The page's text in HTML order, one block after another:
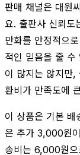
판매 채널은 대원
요. 출판사 신뢰도
만화를 안정적으
적인 믿음을 줄 수
이 많지는 않지만
환비가 만족도에
이 상품은 기본
은 추가 3,000원
송비는 6,000원으